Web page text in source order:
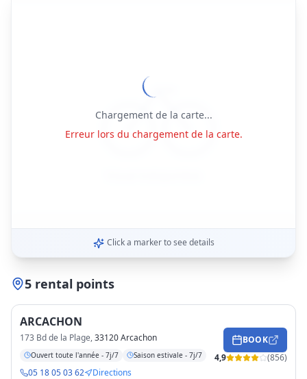
5 rental points
ARCACHON
173 Bd de la Plage,33120 Arcachon
Ouvert toute l'année - 7j/7 Saison estivale - 7j/7
05 18 05 03 62 Directions
BOOK
4,9
(856)
Chargement de la carte...
Erreur lors du chargement de la carte.
Click a marker to see details